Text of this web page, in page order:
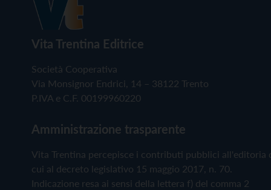
Vita Trentina Editrice
Società Cooperativa
Via Monsignor Endrici, 14 – 38122 Trento
P.IVA e C.F. 00199960220
Amministrazione trasparente
Vita Trentina percepisce i contributi pubblici all'editoria
cui al decreto legislativo 15 maggio 2017, n. 70.
Indicazione resa ai sensi della lettera f) del comma 2